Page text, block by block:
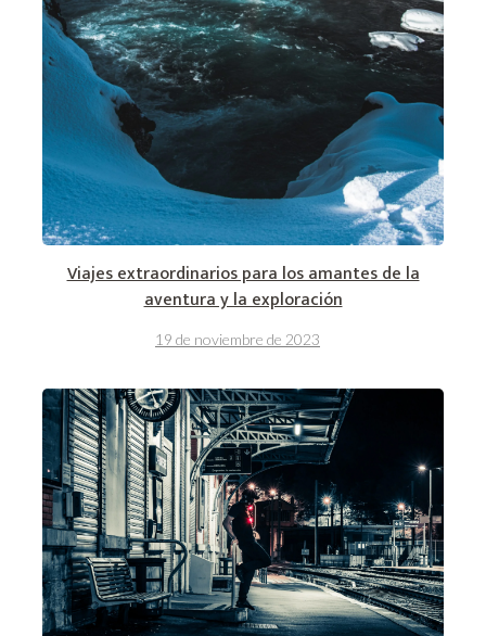
Viajes extraordinarios para los amantes de la
aventura y la exploración
19 de noviembre de 2023